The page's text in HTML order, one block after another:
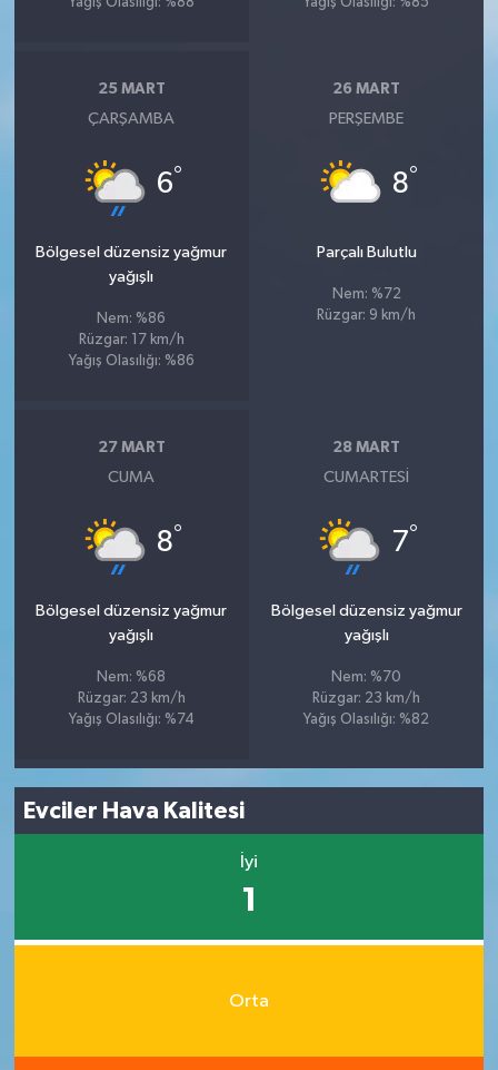
Yağış Olasılığı: %88 Yağış Olasılığı: %85
25 MART
ÇARŞAMBA
6°
Bölgesel düzensiz yağmur
yağışlı
Nem: %86
Rüzgar: 17 km/h
Yağış Olasılığı: %86
26 MART
PERŞEMBE
8°
Parçalı Bulutlu
Nem: %72
Rüzgar: 9 km/h
27 MART
CUMA
8°
Bölgesel düzensiz yağmur
yağışlı
Nem: %68
Rüzgar: 23 km/h
Yağış Olasılığı: %74
28 MART
CUMARTESI
7°
Bölgesel düzensiz yağmur
yağışlı
Nem: %70
Rüzgar: 23 km/h
Yağış Olasılığı: %82
Evciler Hava Kalitesi
İyi
1
Orta